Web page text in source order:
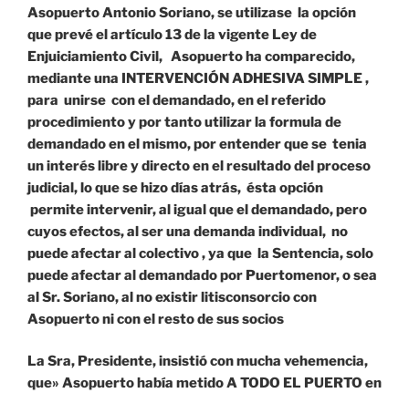
Asopuerto Antonio Soriano, se utilizase la opción
que prevé el artículo 13 de la vigente Ley de
Enjuiciamiento Civil, Asopuerto ha comparecido,
mediante una INTERVENCIÓN ADHESIVA SIMPLE ,
para unirse con el demandado, en el referido
procedimiento y por tanto utilizar la formula de
demandado en el mismo, por entender que se tenia
un interés libre y directo en el resultado del proceso
judicial, lo que se hizo días atrás, ésta opción
permite intervenir, al igual que el demandado, pero
cuyos efectos, al ser una demanda individual, no
puede afectar al colectivo , ya que la Sentencia, solo
puede afectar al demandado por Puertomenor, o sea
al Sr. Soriano, al no existir litisconsorcio con
Asopuerto ni con el resto de sus socios
La Sra, Presidente, insistió con mucha vehemencia,
que» Asopuerto había metido A TODO EL PUERTO en